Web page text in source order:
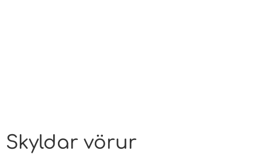
Skyldar vörur